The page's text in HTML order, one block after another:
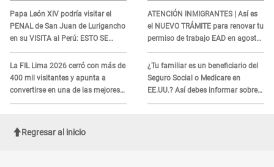
Papa León XIV podría visitar el
PENAL de San Juan de Lurigancho
en su VISITA al Perú: ESTO SE
SABE
La FIL Lima 2026 cerró con más de
400 mil visitantes y apunta a
convertirse en una de las mejores
ferias de Latinoamérica
ATENCIÓN INMIGRANTES | Así es
el NUEVO TRÁMITE para renovar tu
permiso de trabajo EAD en agosto
del 2026
¿Tu familiar es un beneficiario del
Seguro Social o Medicare en
EE.UU.? Así debes informar sobre
su muerte para EVITAR COBROS
Regresar al inicio